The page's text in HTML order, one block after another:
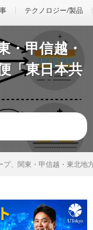
テクノロジー/製品
・甲信越・
「東日本共
プ、関東・甲信越・東北地